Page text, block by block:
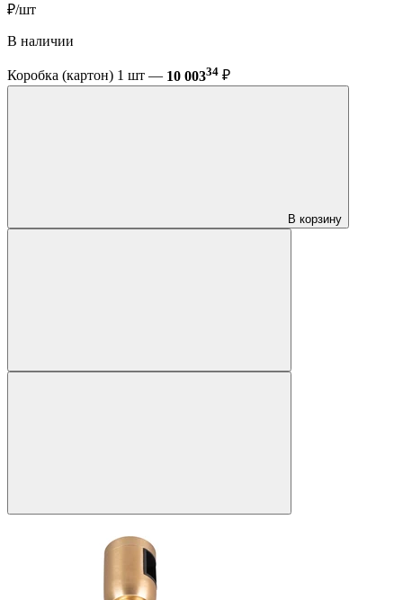
₽/шт
В наличии
Коробка (картон) 1 шт — 10 00334 ₽
В корзину